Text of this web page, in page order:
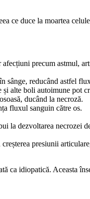
ce duce la moartea
precum astmul,
sânge, reducând astfel
alte boli autoimune pot
ducând la necroză.
fluxul sanguin către os.
la dezvoltarea necrozei
presiunii
ca idiopatică. Aceasta